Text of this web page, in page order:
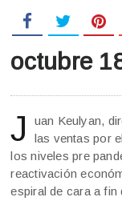
octubre
J
uan Keulyan,
las ventas por
los niveles pre
reactivación
espiral de cara a fin